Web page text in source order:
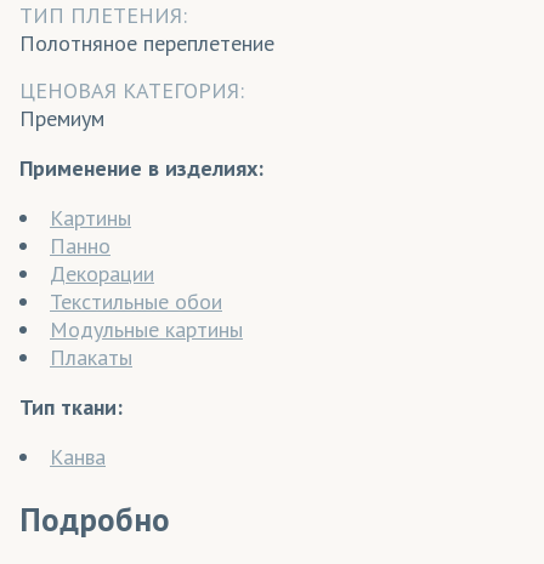
ТИП ПЛЕТЕНИЯ:
Полотняное переплетение
ЦЕНОВАЯ КАТЕГОРИЯ:
Премиум
Применение в изделиях:
Картины
Панно
Декорации
Текстильные обои
Модульные картины
Плакаты
Тип ткани:
Канва
Подробно